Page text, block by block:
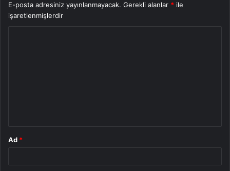
E-posta adresiniz yayınlanmayacak. Gerekli alanlar * ile
işaretlenmişlerdir
Ad *